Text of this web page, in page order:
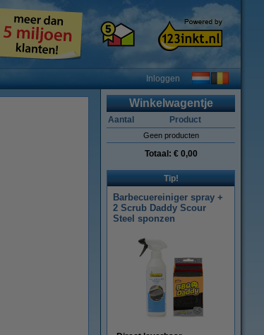
Inloggen
Winkelwagentje
Aantal Product
Geen producten
Totaal: € 0,00
Tip!
Barbecuereiniger spray +
2 Scrub Daddy Scour
Steel sponzen